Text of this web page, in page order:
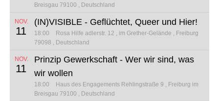
Breisgau 79100
Deutschland
NOV.
11
(IN)VISIBLE - Geflüchtet, Queer und Hier!
18:00 Rosa Hilfe adlerstr. 12 im Grether-Gelände
Freiburg
79098
Deutschland
NOV.
11
Prinzip Gewerkschaft - Wer wir sind, was
wir wollen
18:00 Haus des Engagements Rehlingstraße 9
Freiburg im
Breisgau 79100
Deutschland